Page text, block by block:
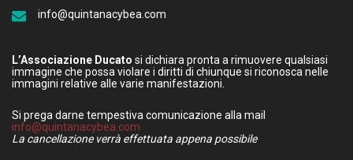
info@quintanacybea.com
L’Associazione Ducato si dichiara pronta a rimuovere qualsiasi
immagine che possa violare i diritti di chiunque si riconosca nelle
immagini relative alle varie manifestazioni.
Si prega darne tempestiva comunicazione alla mail
info@quintanacybea.com
La cancellazione verrà effettuata appena possibile